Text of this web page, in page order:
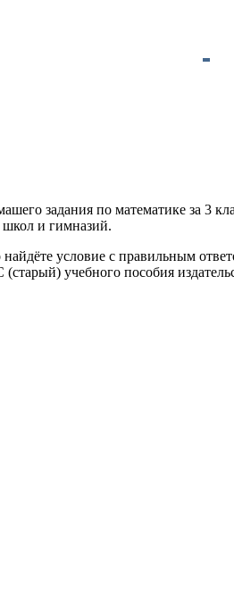
задания по математике за 3
школ и гимназий.
условие с правильным
учебного пособия